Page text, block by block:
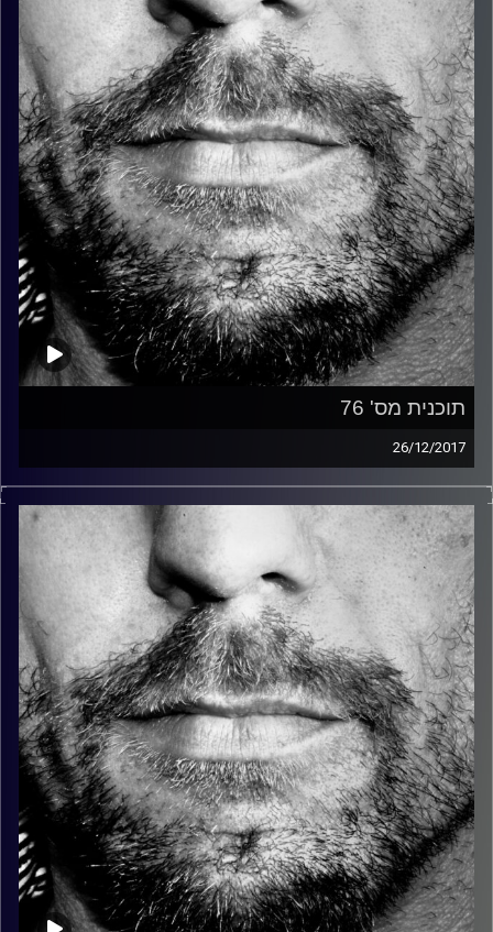
קרדיט תמונות: David Goehring
תוכנית מס' 76
26/12/2017
זיפים, מוזיקה מחוספסת של הופעות חיות. הרבה ג'אם, רוק,
בלוז, bluegrass, ג'אז, Fאנק, פרוגרסיב ואפילו אלקטרוניקה.
כל מה שחי, אמיתי ונושם.
עם שמוליק רגב.
קרדיט תמונות: David Goehring